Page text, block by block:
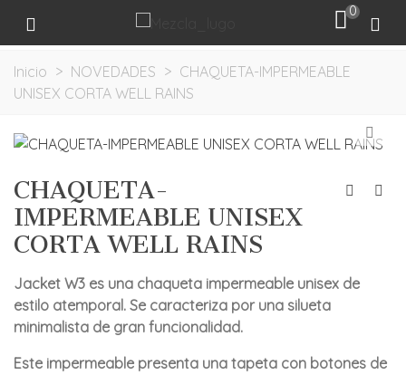
0
Inicio > NOVEDADES > CHAQUETA-IMPERMEABLE
UNISEX CORTA WELL RAINS
CHAQUETA-
IMPERMEABLE UNISEX
CORTA WELL RAINS
Jacket W3 es una chaqueta impermeable unisex de
estilo atemporal. Se caracteriza por una silueta
minimalista de gran funcionalidad.
Este impermeable presenta una tapeta con botones de